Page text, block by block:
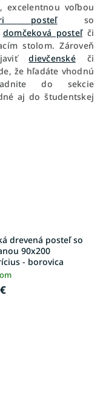
excelentnou voľbou
posteľso
domčeková posteľči
stolom. Zároveň
dievčenskéči
že hľadáte vhodnú
do sekcie
aj do študentskej
drevená posteľ so
90x200
- borovica